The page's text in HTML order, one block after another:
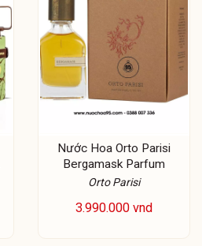
Nước Hoa Orto Parisi
Bergamask Parfum
Orto Parisi
3.990.000 vnd